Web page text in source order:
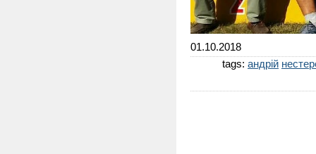
01.10.2018
tags: андрій